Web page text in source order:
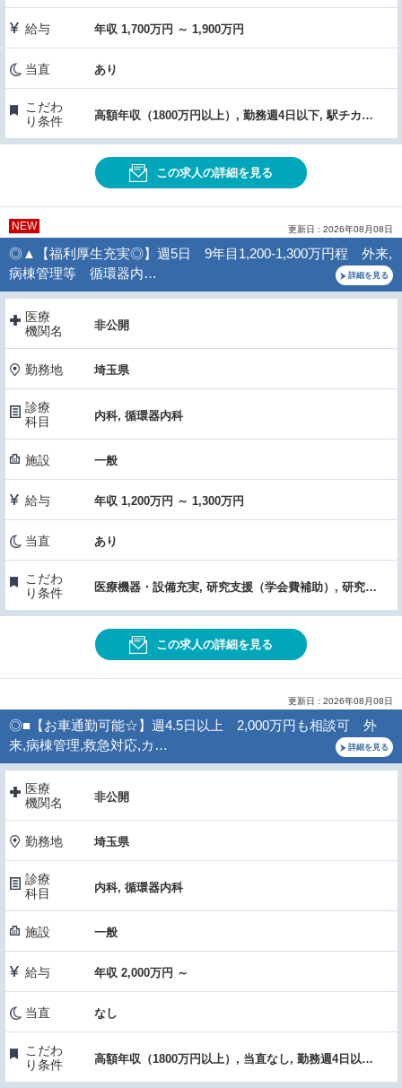
給与 年収 1,700万円 ～ 1,900万円
当直 あり
こだわ
り条件
高額年収（1800万円以上）, 勤務週4日以下, 駅チカ・通勤便利, 託児所あり
この求人の詳細を見る
NEW 更新日 : 2026年08月08日
◎▲【福利厚生充実◎】週5日 9年目1,200-1,300万円程 外来,
病棟管理等 循環器内…
詳細を見る
医療
機関名
非公開
勤務地 埼玉県
診療
科目
内科, 循環器内科
施設 一般
給与 年収 1,200万円 ～ 1,300万円
当直 あり
こだわ
り条件
医療機器・設備充実, 研究支援（学会費補助）, 研究日有り
この求人の詳細を見る
更新日 : 2026年08月08日
◎■【お車通勤可能☆】週4.5日以上 2,000万円も相談可 外
来,病棟管理,救急対応,カ…
詳細を見る
医療
機関名
非公開
勤務地 埼玉県
診療
科目
内科, 循環器内科
施設 一般
給与 年収 2,000万円 ～
当直 なし
こだわ
り条件
高額年収（1800万円以上）, 当直なし, 勤務週4日以下, インセンティブあり, 先進的医療・高度な医療・特殊医療